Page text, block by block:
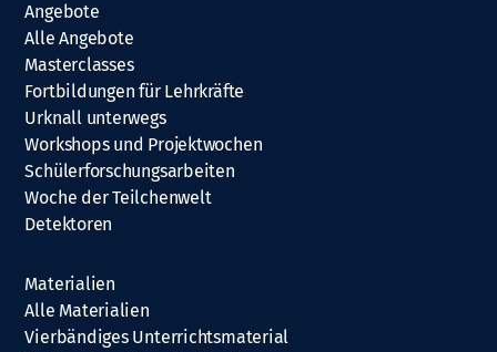
Angebote
Alle Angebote
Masterclasses
Fortbildungen für Lehrkräfte
Urknall unterwegs
Workshops und Projektwochen
Schülerforschungsarbeiten
Woche der Teilchenwelt
Detektoren
Materialien
Alle Materialien
Vierbändiges Unterrichtsmaterial